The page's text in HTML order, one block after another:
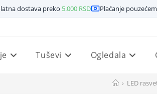
dostava preko 5.000 RSD Plaćanje pouzećem
Tuševi Ogledala
› LED